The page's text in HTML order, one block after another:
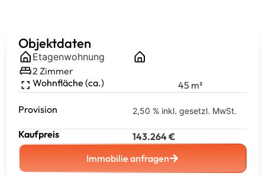
Objektdaten
Etagenwohnung
2 Zimmer
Wohnfläche (ca.)
45 m²
Provision 2,50 % inkl. gesetzl. MwSt.
Kaufpreis 143.264€
Immobilie anfragen